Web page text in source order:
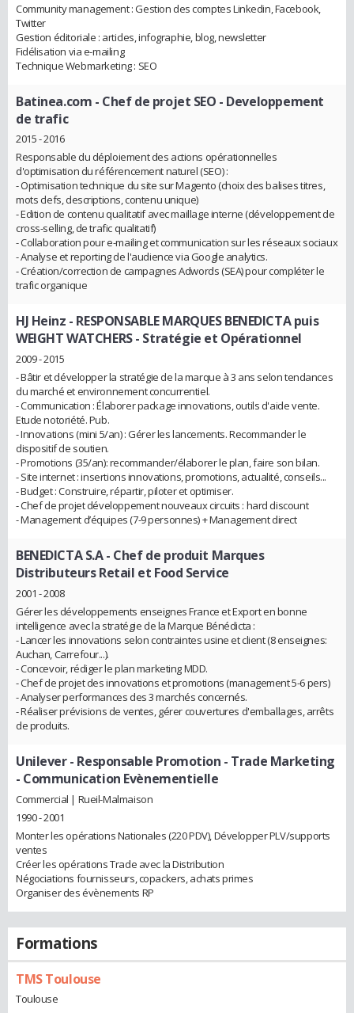
Community management : Gestion des comptes Linkedin, Facebook,
Twitter
Gestion éditoriale : articles, infographie, blog, newsletter
Fidélisation via e-mailing
Technique Webmarketing : SEO
Batinea.com - Chef de projet SEO - Developpement
de trafic
2015 - 2016
Responsable du déploiement des actions opérationnelles
d'optimisation du référencement naturel (SEO) :
- Optimisation technique du site sur Magento (choix des balises titres,
mots clefs, descriptions, contenu unique)
- Edition de contenu qualitatif avec maillage interne (développement de
cross-selling, de trafic qualitatif)
- Collaboration pour e-mailing et communication sur les réseaux sociaux
- Analyse et reporting de l'audience via Google analytics.
- Création/correction de campagnes Adwords (SEA) pour compléter le
trafic organique
HJ Heinz - RESPONSABLE MARQUES BENEDICTA puis
WEIGHT WATCHERS - Stratégie et Opérationnel
2009 - 2015
- Bâtir et développer la stratégie de la marque à 3 ans selon tendances
du marché et environnement concurrentiel.
- Communication : Élaborer package innovations, outils d'aide vente.
Etude notoriété. Pub.
- Innovations (mini 5/an) : Gérer les lancements. Recommander le
dispositif de soutien.
- Promotions (35/an): recommander/élaborer le plan, faire son bilan.
- Site internet : insertions innovations, promotions, actualité, conseils...
- Budget : Construire, répartir, piloter et optimiser.
- Chef de projet développement nouveaux circuits : hard discount
- Management d’équipes (7-9 personnes) + Management direct
BENEDICTA S.A- Chef de produit Marques
Distributeurs Retail et Food Service
2001 - 2008
Gérer les développements enseignes France et Export en bonne
intelligence avec la stratégie de la Marque Bénédicta :
- Lancer les innovations selon contraintes usine et client (8 enseignes:
Auchan, Carrefour...).
- Concevoir, rédiger le plan marketing MDD.
- Chef de projet des innovations et promotions (management 5-6 pers)
- Analyser performances des 3 marchés concernés.
- Réaliser prévisions de ventes, gérer couvertures d'emballages, arrêts
de produits.
Unilever- Responsable Promotion - Trade Marketing
- Communication Evènementielle
Commercial | Rueil-Malmaison
1990 - 2001
Monter les opérations Nationales (220 PDV), Développer PLV/supports
ventes
Créer les opérations Trade avec la Distribution
Négociations fournisseurs, copackers, achats primes
Organiser des évènements RP
Formations
TMS Toulouse
Toulouse